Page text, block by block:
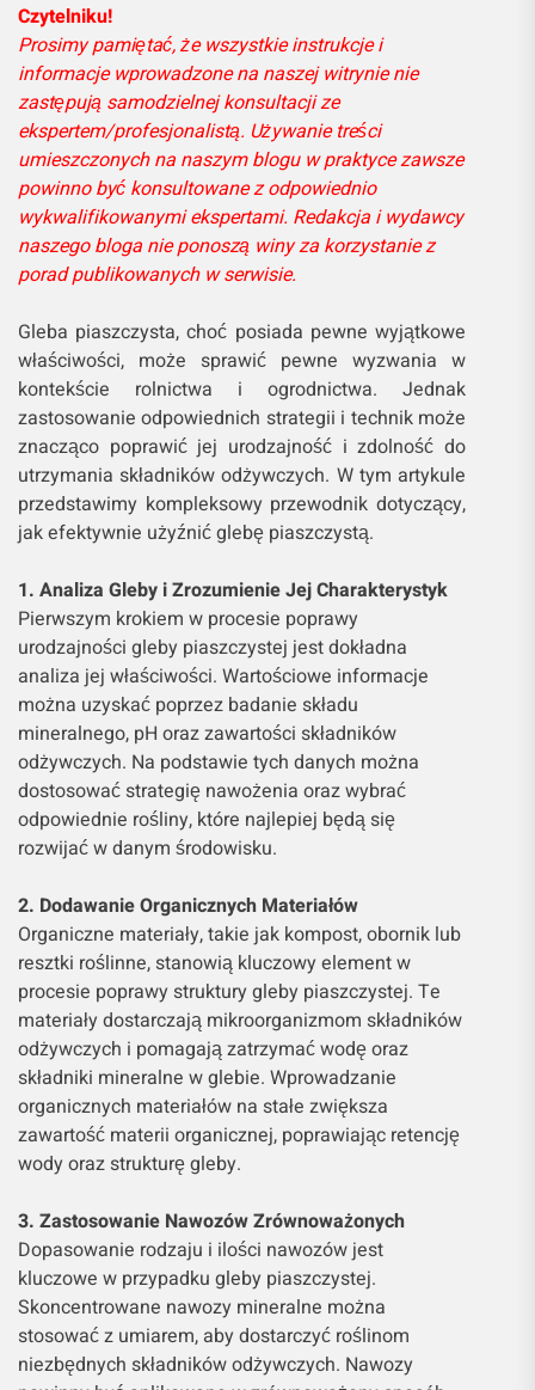
Czytelniku!
Prosimy pamiętać, że wszystkie instrukcje i
informacje wprowadzone na naszej witrynie nie
zastępują samodzielnej konsultacji ze
ekspertem/profesjonalistą. Używanie treści
umieszczonych na naszym blogu w praktyce zawsze
powinno być konsultowane z odpowiednio
wykwalifikowanymi ekspertami. Redakcja i wydawcy
naszego bloga nie ponoszą winy za korzystanie z
porad publikowanych w serwisie.
Gleba piaszczysta, choć posiada pewne wyjątkowe
właściwości, może sprawić pewne wyzwania w
kontekście rolnictwa i ogrodnictwa. Jednak
zastosowanie odpowiednich strategii i technik może
znacząco poprawić jej urodzajność i zdolność do
utrzymania składników odżywczych. W tym artykule
przedstawimy kompleksowy przewodnik dotyczący,
jak efektywnie użyźnić glebę piaszczystą.
1. Analiza Gleby i Zrozumienie Jej Charakterystyk
Pierwszym krokiem w procesie poprawy
urodzajności gleby piaszczystej jest dokładna
analiza jej właściwości. Wartościowe informacje
można uzyskać poprzez badanie składu
mineralnego, pH oraz zawartości składników
odżywczych. Na podstawie tych danych można
dostosować strategię nawożenia oraz wybrać
odpowiednie rośliny, które najlepiej będą się
rozwijać w danym środowisku.
2. Dodawanie Organicznych Materiałów
Organiczne materiały, takie jak kompost, obornik lub
resztki roślinne, stanowią kluczowy element w
procesie poprawy struktury gleby piaszczystej. Te
materiały dostarczają mikroorganizmom składników
odżywczych i pomagają zatrzymać wodę oraz
składniki mineralne w glebie. Wprowadzanie
organicznych materiałów na stałe zwiększa
zawartość materii organicznej, poprawiając retencję
wody oraz strukturę gleby.
3. Zastosowanie Nawozów Zrównoważonych
Dopasowanie rodzaju i ilości nawozów jest
kluczowe w przypadku gleby piaszczystej.
Skoncentrowane nawozy mineralne można
stosować z umiarem, aby dostarczyć roślinom
niezbędnych składników odżywczych. Nawozy